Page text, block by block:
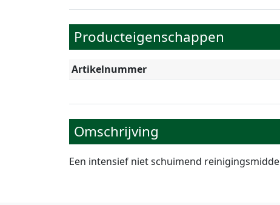
Producteigenschappen
Artikelnummer
Omschrijving
Een intensief niet schuimend